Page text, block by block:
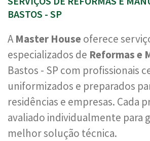
BASTOS - SP
AMaster House oferece
especializados de Reformas e
Bastos - SP com profissionais
uniformizados e preparados
residências e empresas. Cada
avaliado individualmente para
melhor solução técnica.